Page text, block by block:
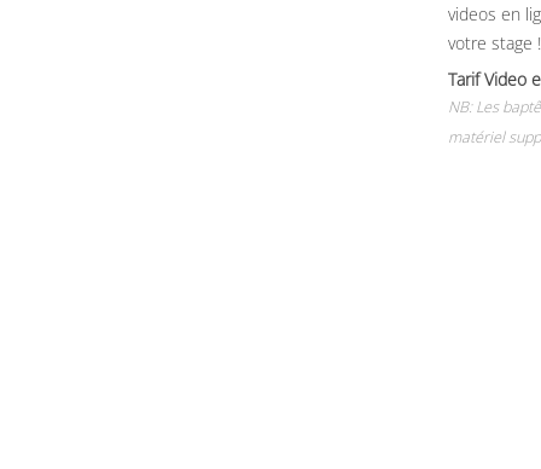
videos en
votre stage !
Tarif Video
NB: Les
matériel